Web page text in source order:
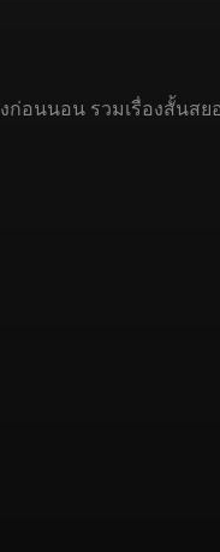
งก่อนนอน รวมเรื่องสั้